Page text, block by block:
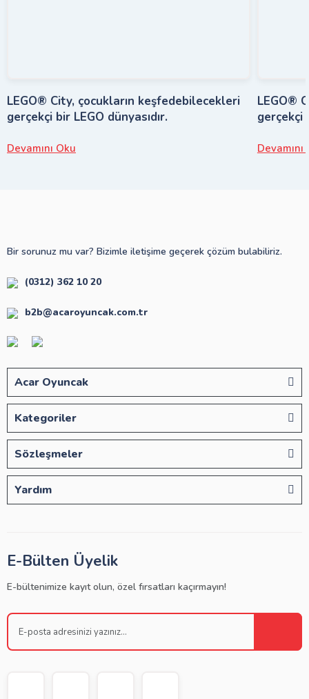
LEGO® City, çocukların keşfedebilecekleri
gerçekçi bir LEGO dünyasıdır.
Devamını Oku
LEGO®
gerçekçi
Devamını
Bir sorunuz mu var? Bizimle iletişime geçerek çözüm bulabiliriz.
(0312) 362 10 20
b2b@acaroyuncak.com.tr
Acar Oyuncak
Kategoriler
Sözleşmeler
Yardım
E-Bülten Üyelik
E-bültenimize kayıt olun, özel fırsatları kaçırmayın!